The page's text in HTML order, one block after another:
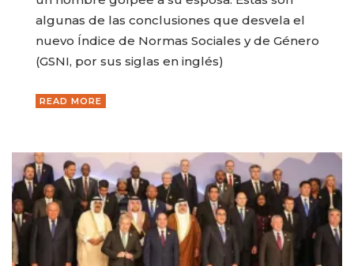
algunas de las conclusiones que desvela el
nuevo Índice de Normas Sociales y de Género
(GSNI, por sus siglas en inglés)
READ MORE